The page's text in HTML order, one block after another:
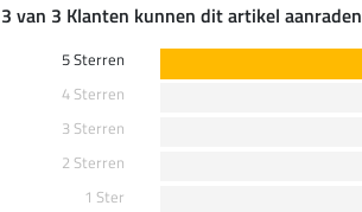
3 van 3 Klanten kunnen dit artikel aanraden
5 Sterren
4 Sterren
3 Sterren
2 Sterren
1 Ster